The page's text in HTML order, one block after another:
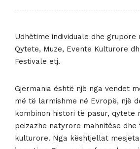
Udhëtime individuale dhe grupore
Qytete, Muze, Evente Kulturore
Festivale etj.
Gjermania është një nga vendet
më të larmishme në Evropë, një
kombinon histori të pasur, qytete
peizazhe natyrore mahnitëse
kulturore. Nga kështjellat